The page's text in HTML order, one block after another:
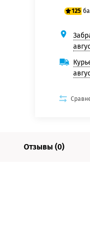
125
100
125
Отзывы (0)